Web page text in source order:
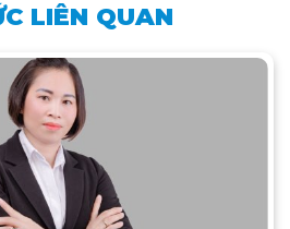
LIÊN QUAN